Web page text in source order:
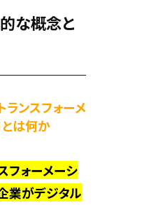
な概念と
ランスフォーメ
とは何か
フォーメーシ
企業がデジタル